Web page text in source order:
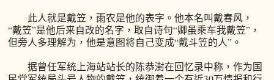
此人就是戴笠，雨农是他的表字。他本名叫戴春风，
“戴笠”是他后来自改的名字，取自诗句“卿虽乘车我戴笠”，
但旁人多理解为，他是意图将自己变成“戴斗笠的人”。
据曾任军统上海站站长的陈恭澍在回忆录中称，作为国